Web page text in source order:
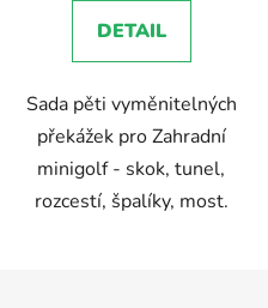
DETAIL
Sada pěti vyměnitelných
překážek pro Zahradní
minigolf - skok, tunel,
rozcestí, špalíky, most.